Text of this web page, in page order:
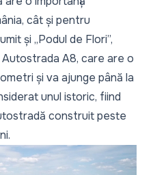
cât și pentru
și „Podul de Flori”,
A8, care are o
și va ajunge până la
unul istoric, fiind
construit peste